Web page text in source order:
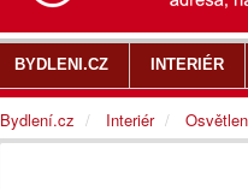
BYDLENI.CZ INTERIÉR
Bydlení.cz Interiér